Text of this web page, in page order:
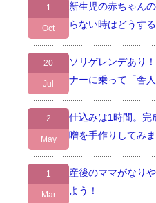
1
Oct
新生児の赤ちゃん
らない時はどうす
20
Jul
ソリゲレンデあり
ナーに乗って「舎
2
May
仕込みは1時間。完
噌を手作りしてみ
1
Mar
産後のママがなり
よう！